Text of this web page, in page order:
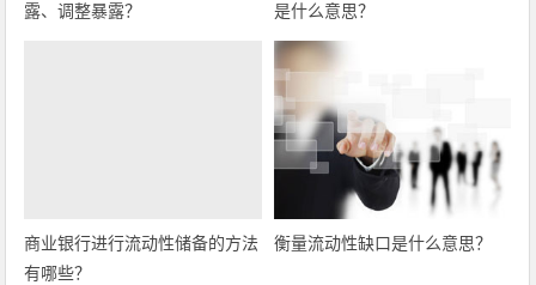
露、调整暴露？
是什么意思？
商业银行进行流动性储备的方法
有哪些？
衡量流动性缺口是什么意思？